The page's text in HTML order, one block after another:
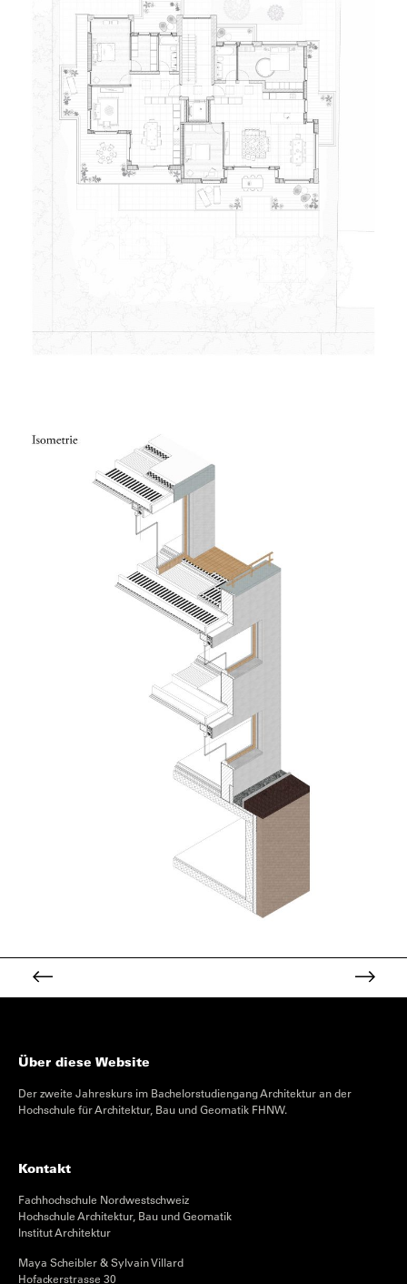
Über diese Website
Der zweite Jahreskurs im Bachelorstudiengang Architektur an der
Hochschule für Architektur, Bau und Geomatik FHNW.
Kontakt
Fachhochschule Nordwestschweiz
Hochschule Architektur, Bau und Geomatik
Institut Architektur
Maya Scheibler & Sylvain Villard
Hofackerstrasse 30